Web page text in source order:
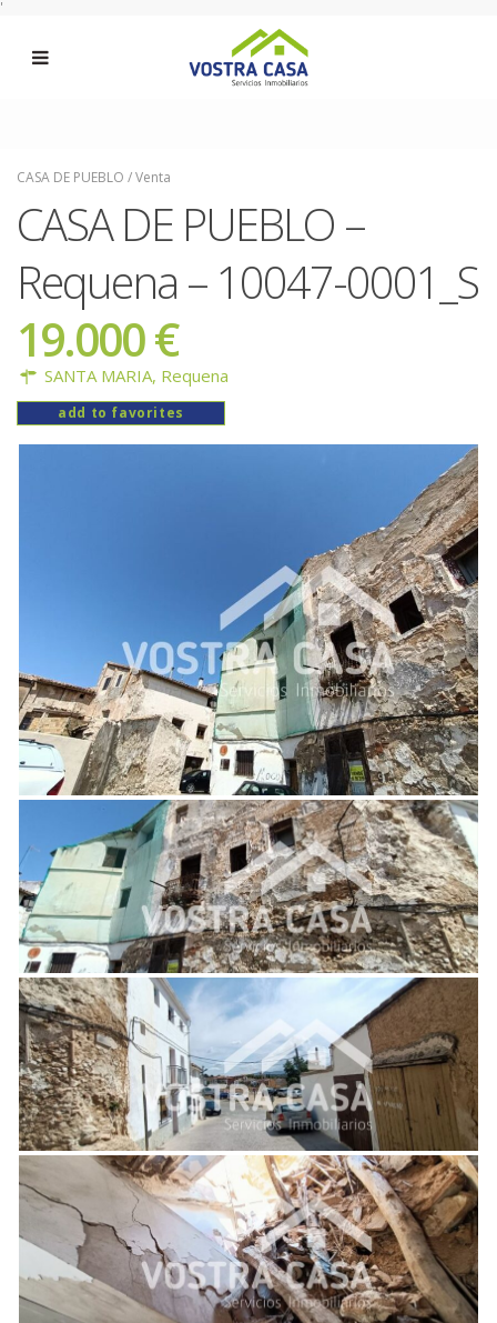
'
CASA DE PUEBLO /Venta
CASA DE PUEBLO –
Requena – 10047-0001_S
19.000 €
SANTA MARIA, Requena
add to favorites